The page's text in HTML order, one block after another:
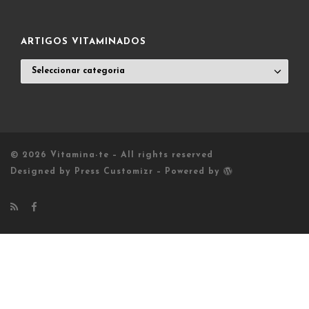
ARTIGOS VITAMINADOS
VITAMINADOS
© 2026 Vitamina-te – All rights reserved
Designed by
Press Customizr – Powered by